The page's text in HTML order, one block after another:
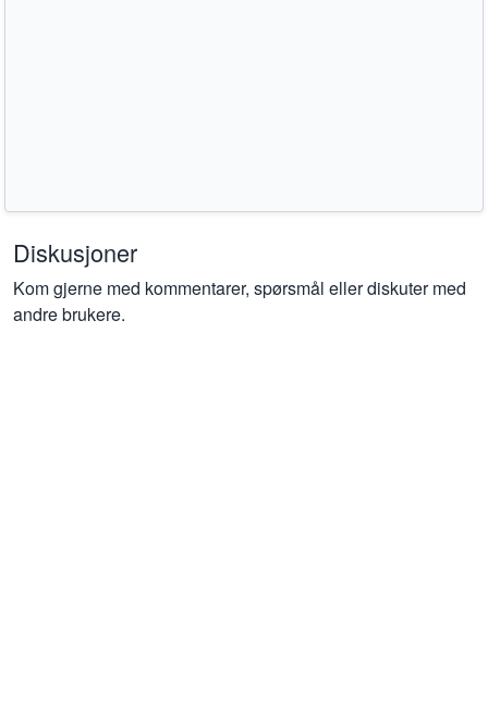
Diskusjoner
Kom gjerne med kommentarer, spørsmål eller diskuter med
andre brukere.